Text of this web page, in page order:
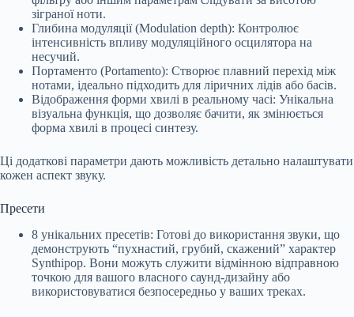
зіграної ноти.
Глибина модуляції (Modulation depth): Контролює
інтенсивність впливу модуляційного осцилятора на
несучий.
Портаменто (Portamento): Створює плавний перехід між
нотами, ідеально підходить для ліричних лідів або басів.
Відображення форми хвилі в реальному часі: Унікальна
візуальна функція, що дозволяє бачити, як змінюється
форма хвилі в процесі синтезу.
Ці додаткові параметри дають можливість детально налаштувати
кожен аспект звуку.
Пресети
8 унікальних пресетів: Готові до використання звуки, що
демонструють “пухнастий, грубий, скажений” характер
Synthipop. Вони можуть служити відмінною відправною
точкою для вашого власного саунд-дизайну або
використовуватися безпосередньо у ваших треках.